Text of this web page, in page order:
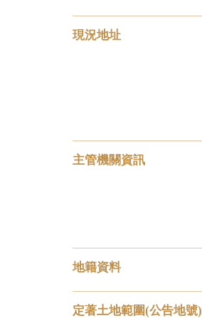
現況地址
主管機關資訊
地籍資料
定著土地範圍(公告地號)